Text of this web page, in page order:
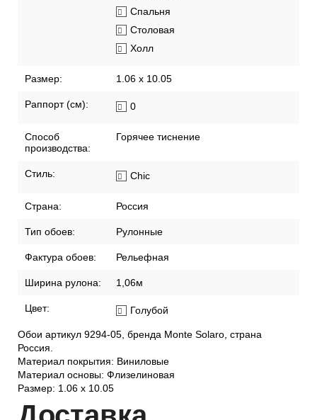
Спальня
Столовая
Холл
Размер: 1.06 x 10.05
Раппорт (см): 0
Способ
производства:
Горячее тиснение
Стиль: Chic
Страна: Россия
Тип обоев: Рулонные
Фактура обоев: Рельефная
Ширина рулона: 1,06м
Цвет: Голубой
Обои артикул 9294-05, бренда Monte Solaro, страна
Россия.
Материал покрытия: Виниловые
Материал основы: Флизелиновая
Размер: 1.06 x 10.05